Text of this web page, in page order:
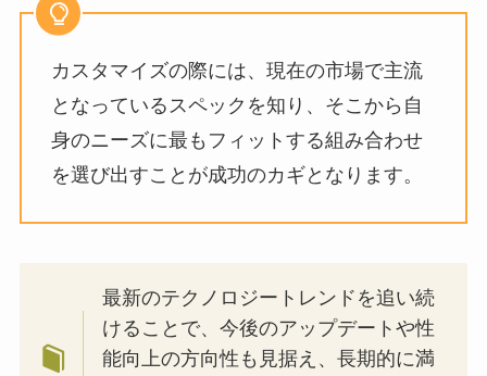
カスタマイズの際には、現在の市場で主流
となっているスペックを知り、そこから自
身のニーズに最もフィットする組み合わせ
を選び出すことが成功のカギとなります。
最新のテクノロジートレンドを追い続
けることで、今後のアップデートや性
能向上の方向性も見据え、長期的に満